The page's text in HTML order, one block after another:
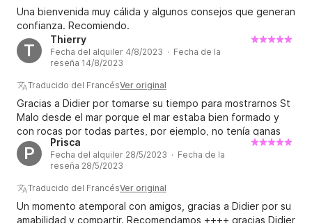
Una bienvenida muy cálida y algunos consejos que generan
confianza. Recomiendo.
T
Thierry
Fecha del alquiler 4/8/2023 · Fecha de la
reseña 14/8/2023
Traducido del FrancésVer original
Gracias a Didier por tomarse su tiempo para mostrarnos St
Malo desde el mar porque el mar estaba bien formado y
con rocas por todas partes, por ejemplo, no tenía ganas
de navegar. Gran recorrido, gran momento, lo recomiendo
mucho. Thierry
P
Prisca
Fecha del alquiler 28/5/2023 · Fecha de la
reseña 28/5/2023
Traducido del FrancésVer original
Un momento atemporal con amigos, gracias a Didier por su
amabilidad y compartir. Recomendamos ++++ gracias Didier